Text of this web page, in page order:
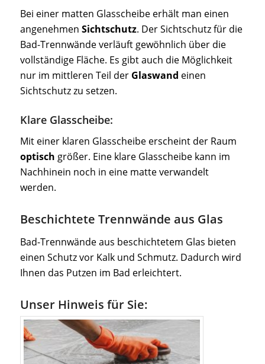
Bei einer matten Glasscheibe erhält man einen
angenehmen Sichtschutz. Der Sichtschutz für die
Bad-Trennwände verläuft gewöhnlich über die
vollständige Fläche. Es gibt auch die Möglichkeit
nur im mittleren Teil der Glaswand einen
Sichtschutz zu setzen.
Klare Glasscheibe:
Mit einer klaren Glasscheibe erscheint der Raum
optisch größer. Eine klare Glasscheibe kann im
Nachhinein noch in eine matte verwandelt
werden.
Beschichtete Trennwände aus Glas
Bad-Trennwände aus beschichtetem Glas bieten
einen Schutz vor Kalk und Schmutz. Dadurch wird
Ihnen das Putzen im Bad erleichtert.
Unser Hinweis für Sie: